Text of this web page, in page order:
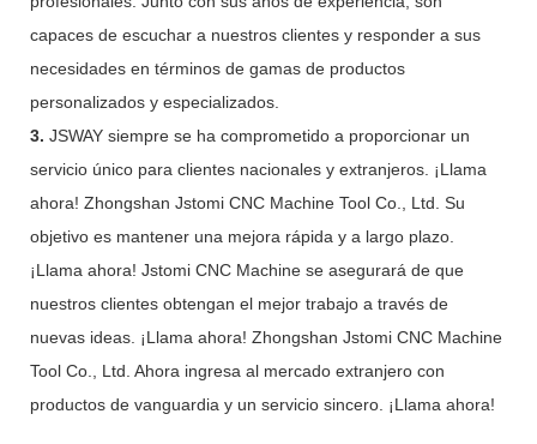
capaces de escuchar a nuestros clientes y responder a sus
necesidades en términos de gamas de productos
personalizados y especializados.
3. JSWAY siempre se ha comprometido a proporcionar un
servicio único para clientes nacionales y extranjeros. ¡Llama
ahora! Zhongshan Jstomi CNC Machine Tool Co., Ltd. Su
objetivo es mantener una mejora rápida y a largo plazo.
¡Llama ahora! Jstomi CNC Machine se asegurará de que
nuestros clientes obtengan el mejor trabajo a través de
nuevas ideas. ¡Llama ahora! Zhongshan Jstomi CNC Machine
Tool Co., Ltd. Ahora ingresa al mercado extranjero con
productos de vanguardia y un servicio sincero. ¡Llama ahora!